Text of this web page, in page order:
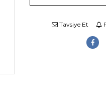
Tavsiye Et